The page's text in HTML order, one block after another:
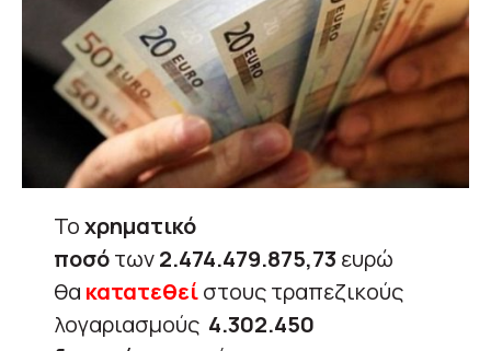
Τοχρηματικό
ποσότων2.474.479.875,73 ευρώ
θα κατατεθείστους τραπεζικούς
λογαριασμούς 4.302.450